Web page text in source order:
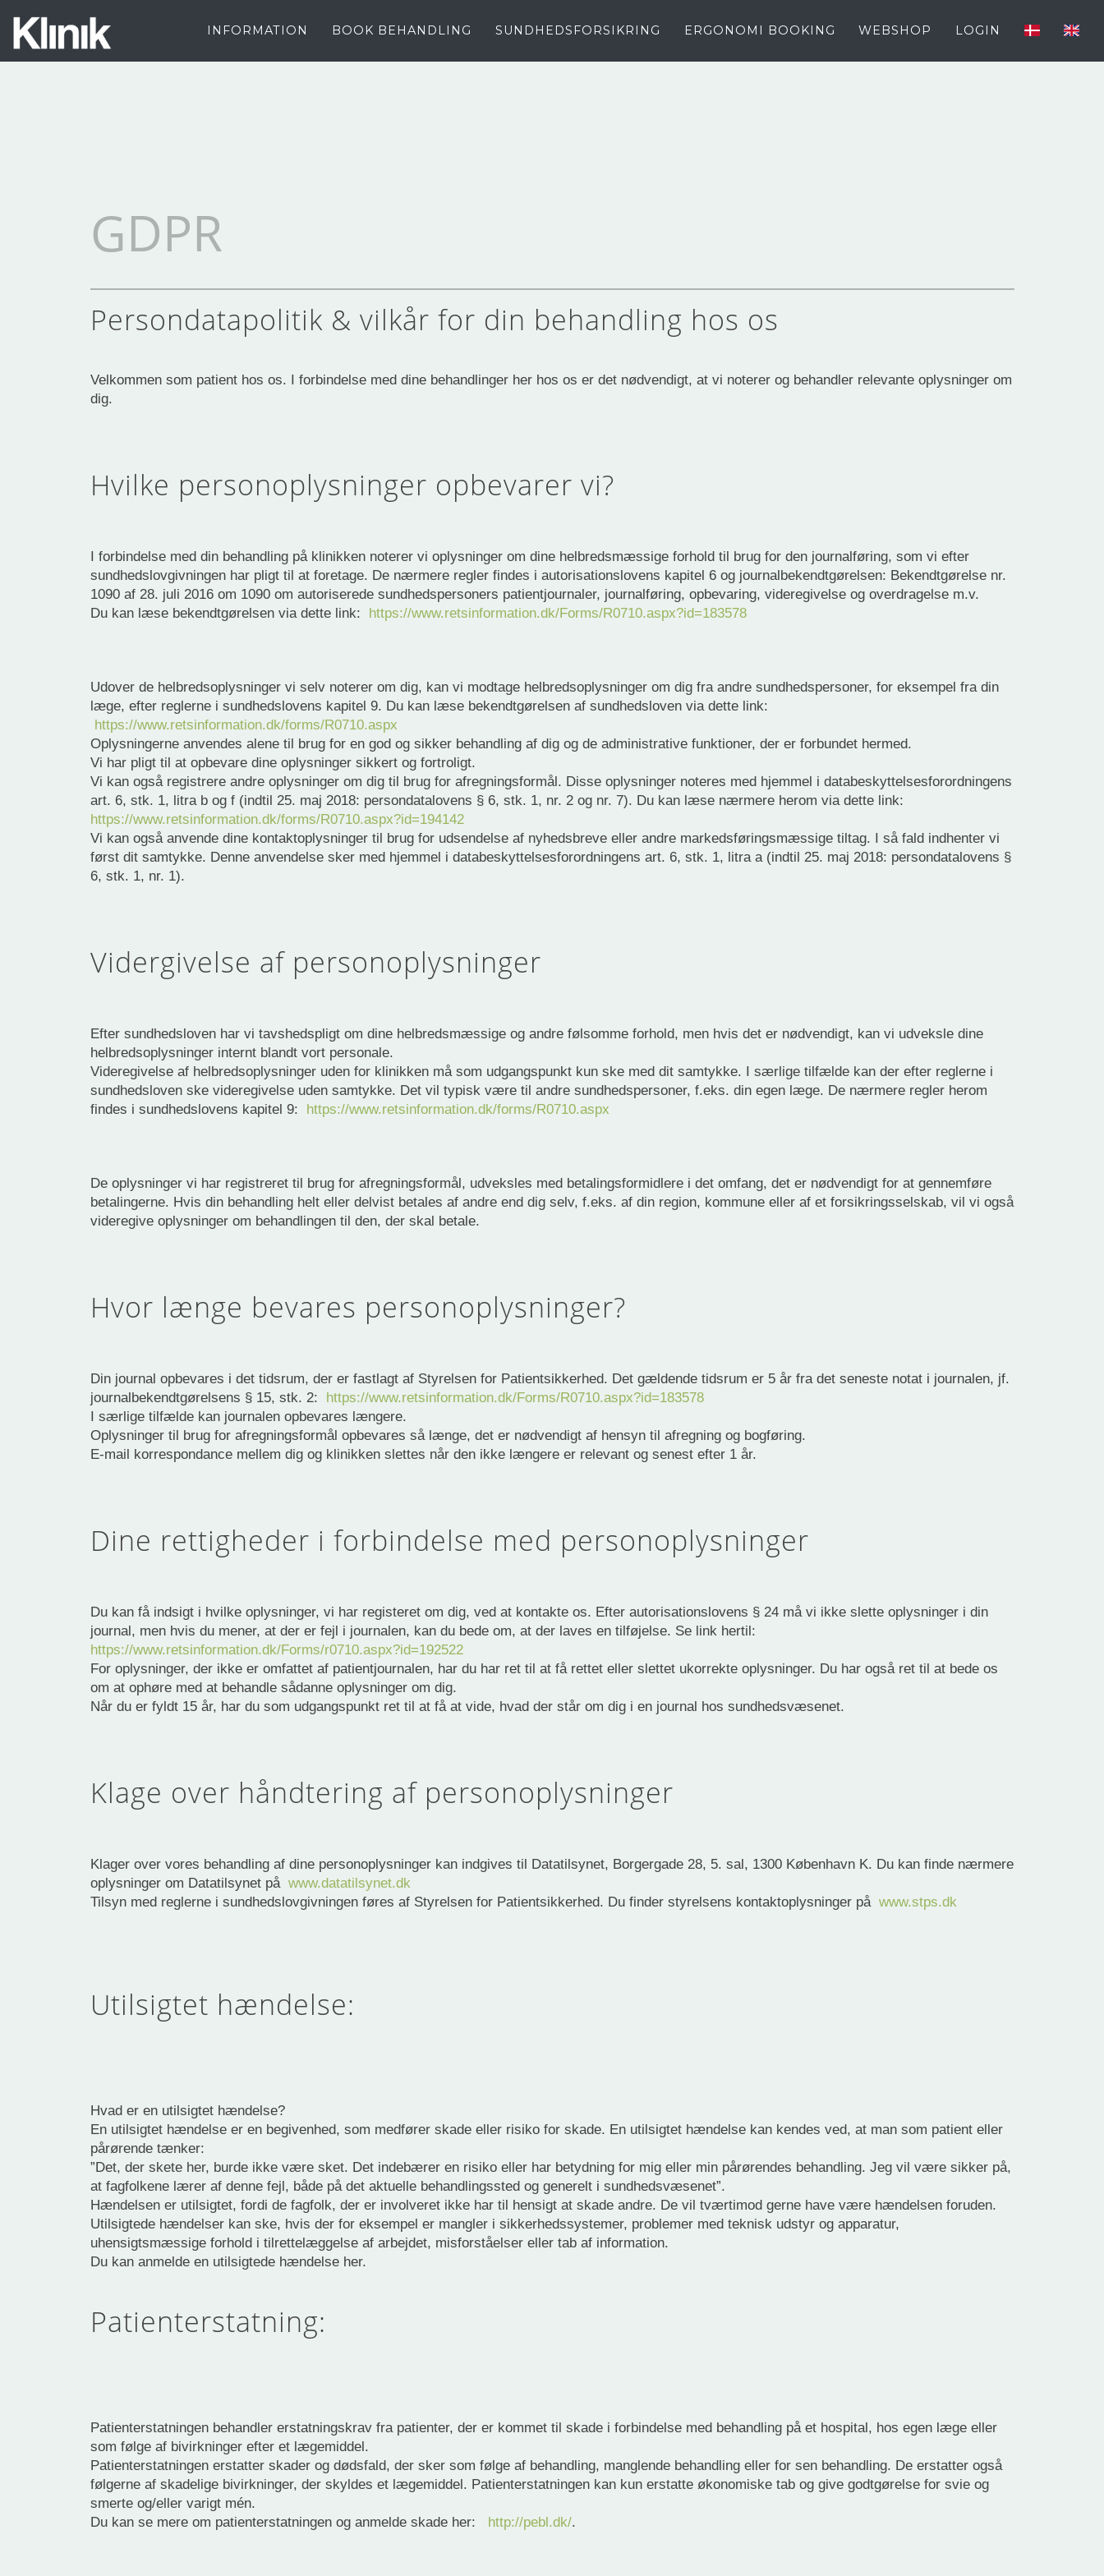
INFORMATION BOOK BEHANDLING SUNDHEDSFORSIKRING ERGONOMI BOOKING WEBSHOP LOGIN
GDPR
Persondatapolitik & vilkår for din behandling hos os
Velkommen som patient hos os. I forbindelse med dine behandlinger her hos os er det nødvendigt, at vi noterer og behandler relevante oplysninger om
dig.
Hvilke personoplysninger opbevarer vi?
I forbindelse med din behandling på klinikken noterer vi oplysninger om dine helbredsmæssige forhold til brug for den journalføring, som vi efter
sundhedslovgivningen har pligt til at foretage. De nærmere regler findes i autorisationslovens kapitel 6 og journalbekendtgørelsen: Bekendtgørelse nr.
1090 af 28. juli 2016 om 1090 om autoriserede sundhedspersoners patientjournaler, journalføring, opbevaring, videregivelse og overdragelse m.v.
Du kan læse bekendtgørelsen via dette link: https://www.retsinformation.dk/Forms/R0710.aspx?id=183578
Udover de helbredsoplysninger vi selv noterer om dig, kan vi modtage helbredsoplysninger om dig fra andre sundhedspersoner, for eksempel fra din
læge, efter reglerne i sundhedslovens kapitel 9. Du kan læse bekendtgørelsen af sundhedsloven via dette link:
https://www.retsinformation.dk/forms/R0710.aspx
Oplysningerne anvendes alene til brug for en god og sikker behandling af dig og de administrative funktioner, der er forbundet hermed.
Vi har pligt til at opbevare dine oplysninger sikkert og fortroligt.
Vi kan også registrere andre oplysninger om dig til brug for afregningsformål. Disse oplysninger noteres med hjemmel i databeskyttelsesforordningens
art. 6, stk. 1, litra b og f (indtil 25. maj 2018: persondatalovens § 6, stk. 1, nr. 2 og nr. 7). Du kan læse nærmere herom via dette link:
https://www.retsinformation.dk/forms/R0710.aspx?id=194142
Vi kan også anvende dine kontaktoplysninger til brug for udsendelse af nyhedsbreve eller andre markedsføringsmæssige tiltag. I så fald indhenter vi
først dit samtykke. Denne anvendelse sker med hjemmel i databeskyttelsesforordningens art. 6, stk. 1, litra a (indtil 25. maj 2018: persondatalovens §
6, stk. 1, nr. 1).
Vidergivelse af personoplysninger
Efter sundhedsloven har vi tavshedspligt om dine helbredsmæssige og andre følsomme forhold, men hvis det er nødvendigt, kan vi udveksle dine
helbredsoplysninger internt blandt vort personale.
Videregivelse af helbredsoplysninger uden for klinikken må som udgangspunkt kun ske med dit samtykke. I særlige tilfælde kan der efter reglerne i
sundhedsloven ske videregivelse uden samtykke. Det vil typisk være til andre sundhedspersoner, f.eks. din egen læge. De nærmere regler herom
findes i sundhedslovens kapitel 9: https://www.retsinformation.dk/forms/R0710.aspx
De oplysninger vi har registreret til brug for afregningsformål, udveksles med betalingsformidlere i det omfang, det er nødvendigt for at gennemføre
betalingerne. Hvis din behandling helt eller delvist betales af andre end dig selv, f.eks. af din region, kommune eller af et forsikringsselskab, vil vi også
videregive oplysninger om behandlingen til den, der skal betale.
Hvor længe bevares personoplysninger?
Din journal opbevares i det tidsrum, der er fastlagt af Styrelsen for Patientsikkerhed. Det gældende tidsrum er 5 år fra det seneste notat i journalen, jf.
journalbekendtgørelsens § 15, stk. 2: https://www.retsinformation.dk/Forms/R0710.aspx?id=183578
I særlige tilfælde kan journalen opbevares længere.
Oplysninger til brug for afregningsformål opbevares så længe, det er nødvendigt af hensyn til afregning og bogføring.
E-mail korrespondance mellem dig og klinikken slettes når den ikke længere er relevant og senest efter 1 år.
Dine rettigheder i forbindelse med personoplysninger
Du kan få indsigt i hvilke oplysninger, vi har registeret om dig, ved at kontakte os. Efter autorisationslovens § 24 må vi ikke slette oplysninger i din
journal, men hvis du mener, at der er fejl i journalen, kan du bede om, at der laves en tilføjelse. Se link hertil:
https://www.retsinformation.dk/Forms/r0710.aspx?id=192522
For oplysninger, der ikke er omfattet af patientjournalen, har du har ret til at få rettet eller slettet ukorrekte oplysninger. Du har også ret til at bede os
om at ophøre med at behandle sådanne oplysninger om dig.
Når du er fyldt 15 år, har du som udgangspunkt ret til at få at vide, hvad der står om dig i en journal hos sundhedsvæsenet.
Klage over håndtering af personoplysninger
Klager over vores behandling af dine personoplysninger kan indgives til Datatilsynet, Borgergade 28, 5. sal, 1300 København K. Du kan finde nærmere
oplysninger om Datatilsynet på www.datatilsynet.dk
Tilsyn med reglerne i sundhedslovgivningen føres af Styrelsen for Patientsikkerhed. Du finder styrelsens kontaktoplysninger på www.stps.dk
Utilsigtet hændelse:
Hvad er en utilsigtet hændelse?
En utilsigtet hændelse er en begivenhed, som medfører skade eller risiko for skade. En utilsigtet hændelse kan kendes ved, at man som patient eller
pårørende tænker:
”Det, der skete her, burde ikke være sket. Det indebærer en risiko eller har betydning for mig eller min pårørendes behandling. Jeg vil være sikker på,
at fagfolkene lærer af denne fejl, både på det aktuelle behandlingssted og generelt i sundhedsvæsenet”.
Hændelsen er utilsigtet, fordi de fagfolk, der er involveret ikke har til hensigt at skade andre. De vil tværtimod gerne have være hændelsen foruden.
Utilsigtede hændelser kan ske, hvis der for eksempel er mangler i sikkerhedssystemer, problemer med teknisk udstyr og apparatur,
uhensigtsmæssige forhold i tilrettelæggelse af arbejdet, misforståelser eller tab af information.
Du kan anmelde en utilsigtede hændelse her.
Patienterstatning:
Patienterstatningen behandler erstatningskrav fra patienter, der er kommet til skade i forbindelse med behandling på et hospital, hos egen læge eller
som følge af bivirkninger efter et lægemiddel.
Patienterstatningen erstatter skader og dødsfald, der sker som følge af behandling, manglende behandling eller for sen behandling. De erstatter også
følgerne af skadelige bivirkninger, der skyldes et lægemiddel. Patienterstatningen kan kun erstatte økonomiske tab og give godtgørelse for svie og
smerte og/eller varigt mén.
Du kan se mere om patienterstatningen og anmelde skade her: http://pebl.dk/.